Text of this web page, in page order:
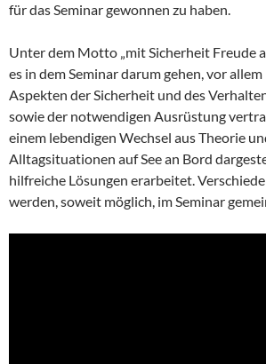
für das Seminar gewonnen zu haben.
Unter dem Motto „mit Sicherheit Freude
es in dem Seminar darum gehen, vor
Aspekten der Sicherheit und des
sowie der notwendigen Ausrüstung
einem lebendigen Wechsel aus Theorie
Alltagsituationen auf See an Bord
hilfreiche Lösungen erarbeitet.
werden, soweit möglich, im Seminar